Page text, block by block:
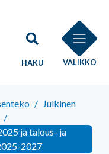
HAKU VALIKKO
/ Julkinen
/
ja talous- ja
2027